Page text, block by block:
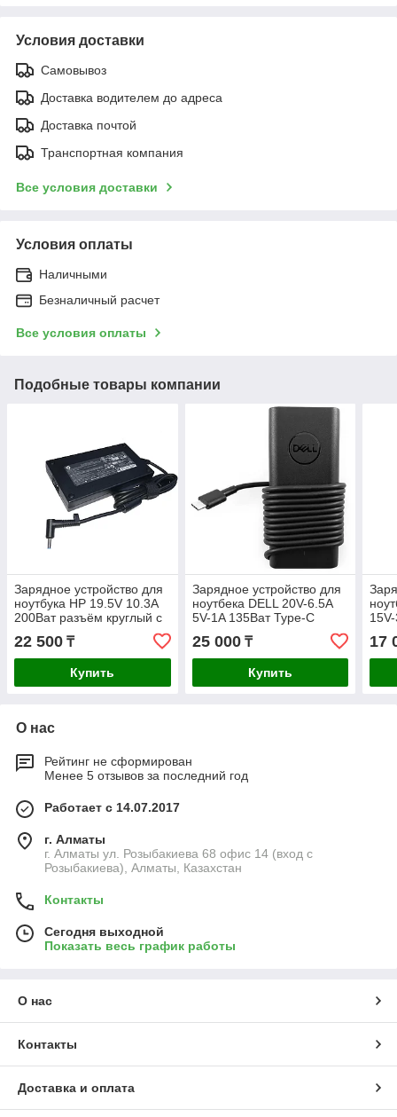
Условия доставки
Самовывоз
Доставка водителем до адреса
Доставка почтой
Транспортная компания
Все условия доставки
Условия оплаты
Наличными
Безналичный расчет
Все условия оплаты
Подобные товары компании
Зарядное устройство для
ноутбука HP 19.5V 10.3A
200Ват разъём круглый с
иглой 4.5x 3.0мм
ORIGINAL
22 500 ₸
Купить
Зарядное устройство для
ноутбeка DELL 20V-6.5A
5V-1A 135Ват Type-C
ORIGINAL
25 000₸
Купить
C
17
О нас
Рейтинг не сформирован
Менее 5 отзывов за последний год
Работает с 14.07.2017
г. Алматы
г. Алматы ул. Розыбакиева 68 офис 14 (вход с
Розыбакиева), Алматы, Казахстан
Контакты
Сегодня выходной
Показать весь график работы
О нас
Контакты
Доставка и оплата